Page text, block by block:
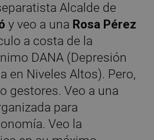
Alcalde de
y veo a una Rosa Pérez
a costa de la
DANA (Depresión
en Niveles Altos). Pero,
gestores. Veo a una
para
Veo la